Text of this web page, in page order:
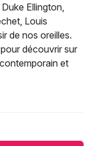
Ellington,
Louis
de nos oreilles.
découvrir sur
et